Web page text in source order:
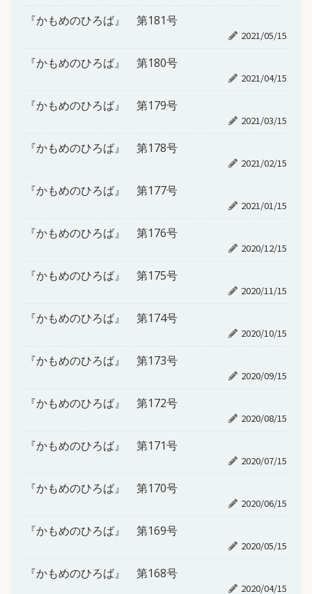
『かもめのひろば』 第181号
2021/05/15
『かもめのひろば』 第180号
2021/04/15
『かもめのひろば』 第179号
2021/03/15
『かもめのひろば』 第178号
2021/02/15
『かもめのひろば』 第177号
2021/01/15
『かもめのひろば』 第176号
2020/12/15
『かもめのひろば』 第175号
2020/11/15
『かもめのひろば』 第174号
2020/10/15
『かもめのひろば』 第173号
2020/09/15
『かもめのひろば』 第172号
2020/08/15
『かもめのひろば』 第171号
2020/07/15
『かもめのひろば』 第170号
2020/06/15
『かもめのひろば』 第169号
2020/05/15
『かもめのひろば』 第168号
2020/04/15